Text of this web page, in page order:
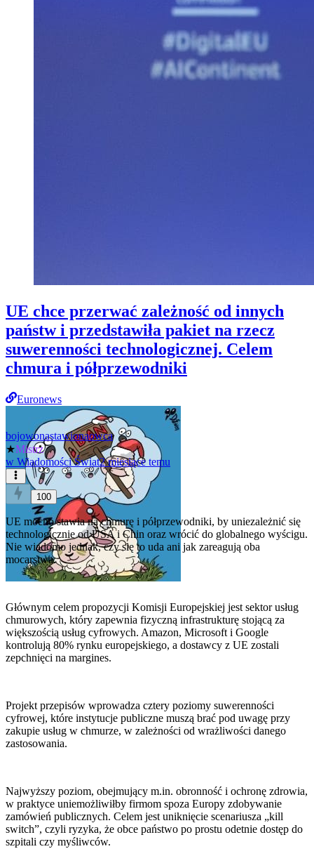
UE chce przerwać zależność od innych
państw i przedstawiła pakiet na rzecz
suwerenności technologicznej. Celem
chmura i półprzewodniki
Euronews
bojowonastawionaowca
★Mistrz
w Wiadomości Świat2 miesiące temu
100
UE mocno stawia na chmurę i półprzewodniki, by uniezależnić się
technologicznie od USA i Chin oraz wrócić do globalnego wyścigu.
Nie wiadomo jednak, czy się to uda ani jak zareagują oba
mocarstwa.
Głównym celem propozycji Komisji Europejskiej jest sektor usług
chmurowych, który zapewnia fizyczną infrastrukturę stojącą za
większością usług cyfrowych. Amazon, Microsoft i Google
kontrolują 80% rynku europejskiego, a dostawcy z UE zostali
zepchnięci na margines.
Projekt przepisów wprowadza cztery poziomy suwerenności
cyfrowej, które instytucje publiczne muszą brać pod uwagę przy
zakupie usług w chmurze, w zależności od wrażliwości danego
zastosowania.
Najwyższy poziom, obejmujący m.in. obronność i ochronę zdrowia,
w praktyce uniemożliwiłby firmom spoza Europy zdobywanie
zamówień publicznych. Celem jest uniknięcie scenariusza „kill
switch”, czyli ryzyka, że obce państwo po prostu odetnie dostęp do
szpitali czy myśliwców.